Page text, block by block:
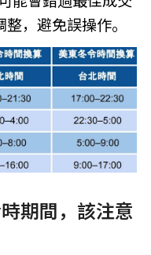
，避免誤操作。
期間，該注意